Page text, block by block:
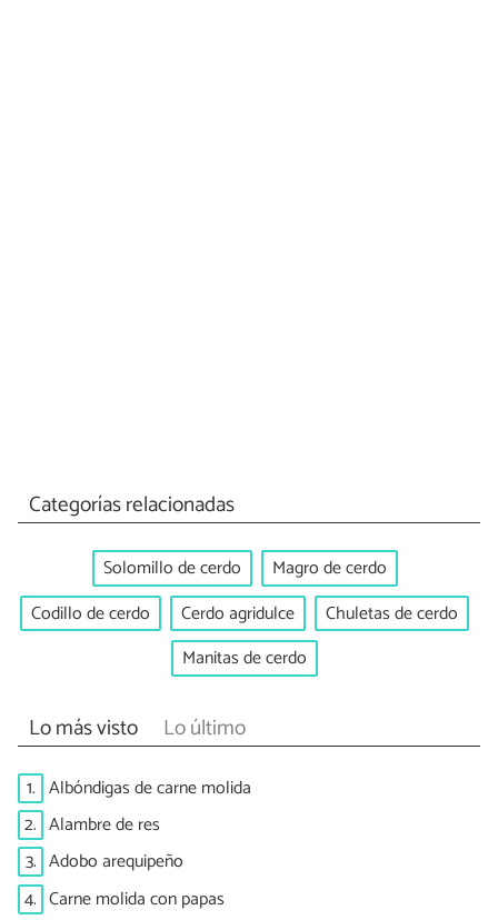
Categorías relacionadas
Solomillo de cerdo
Magro de cerdo
Codillo de cerdo
Cerdo agridulce
Chuletas de cerdo
Manitas de cerdo
Lo más visto Lo último
1. Albóndigas de carne molida
2. Alambre de res
3. Adobo arequipeño
4. Carne molida con papas